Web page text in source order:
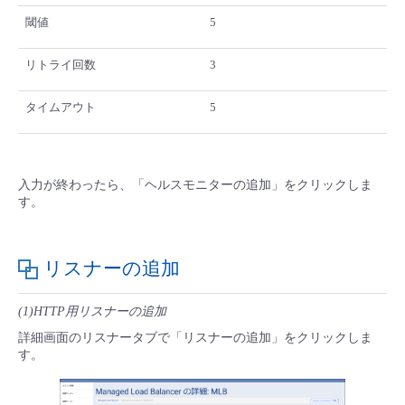
閾値 5
リトライ回数 3
タイムアウト 5
入力が終わったら、「ヘルスモニターの追加」をクリックしま
す。
リスナーの追加
(1)HTTP用リスナーの追加
詳細画面のリスナータブで「リスナーの追加」をクリックしま
す。